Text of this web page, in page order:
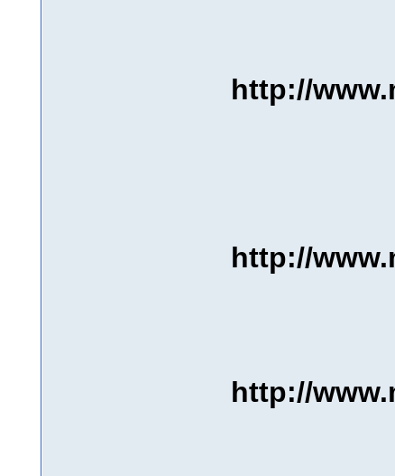
http://
http://
http://